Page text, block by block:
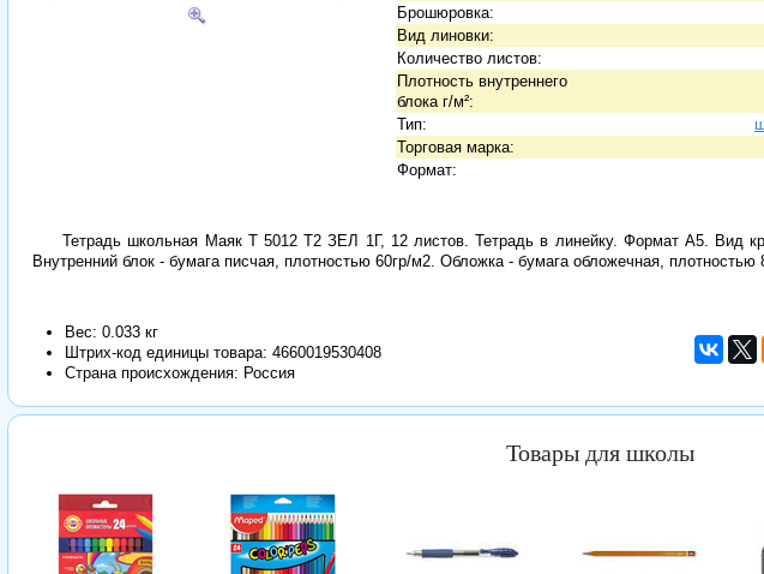
Брошюровка:
Вид линовки:
Количество листов:
Плотность внутреннего
блока г/м²:
Тип:
Торговая марка:
Формат:
Тетрадь школьная Маяк Т 5012 Т2 ЗЕЛ 1Г, 12 листов. Тетрадь в линейку. Формат А5. Вид
Внутренний блок - бумага писчая, плотностью 60гр/м2. Обложка - бумага обложечная, плотностью
Вес: 0.033 кг
Штрих-код единицы товара: 4660019530408
Страна происхождения: Россия
Товары для школы